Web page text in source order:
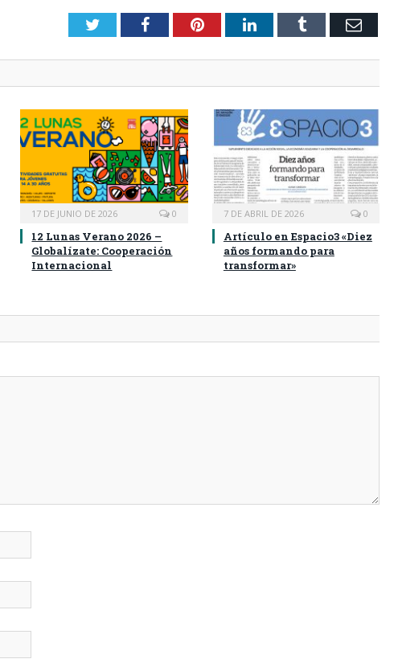
TwitterFacebookPinterestLinkedInTumblr Email
17 DE JUNIO DE 2026 0
12 Lunas Verano 2026 –
Globalízate: Cooperación
Internacional
7 DE ABRIL DE 2026 0
Artículo en Espacio3 «Diez
años formando para
transformar»